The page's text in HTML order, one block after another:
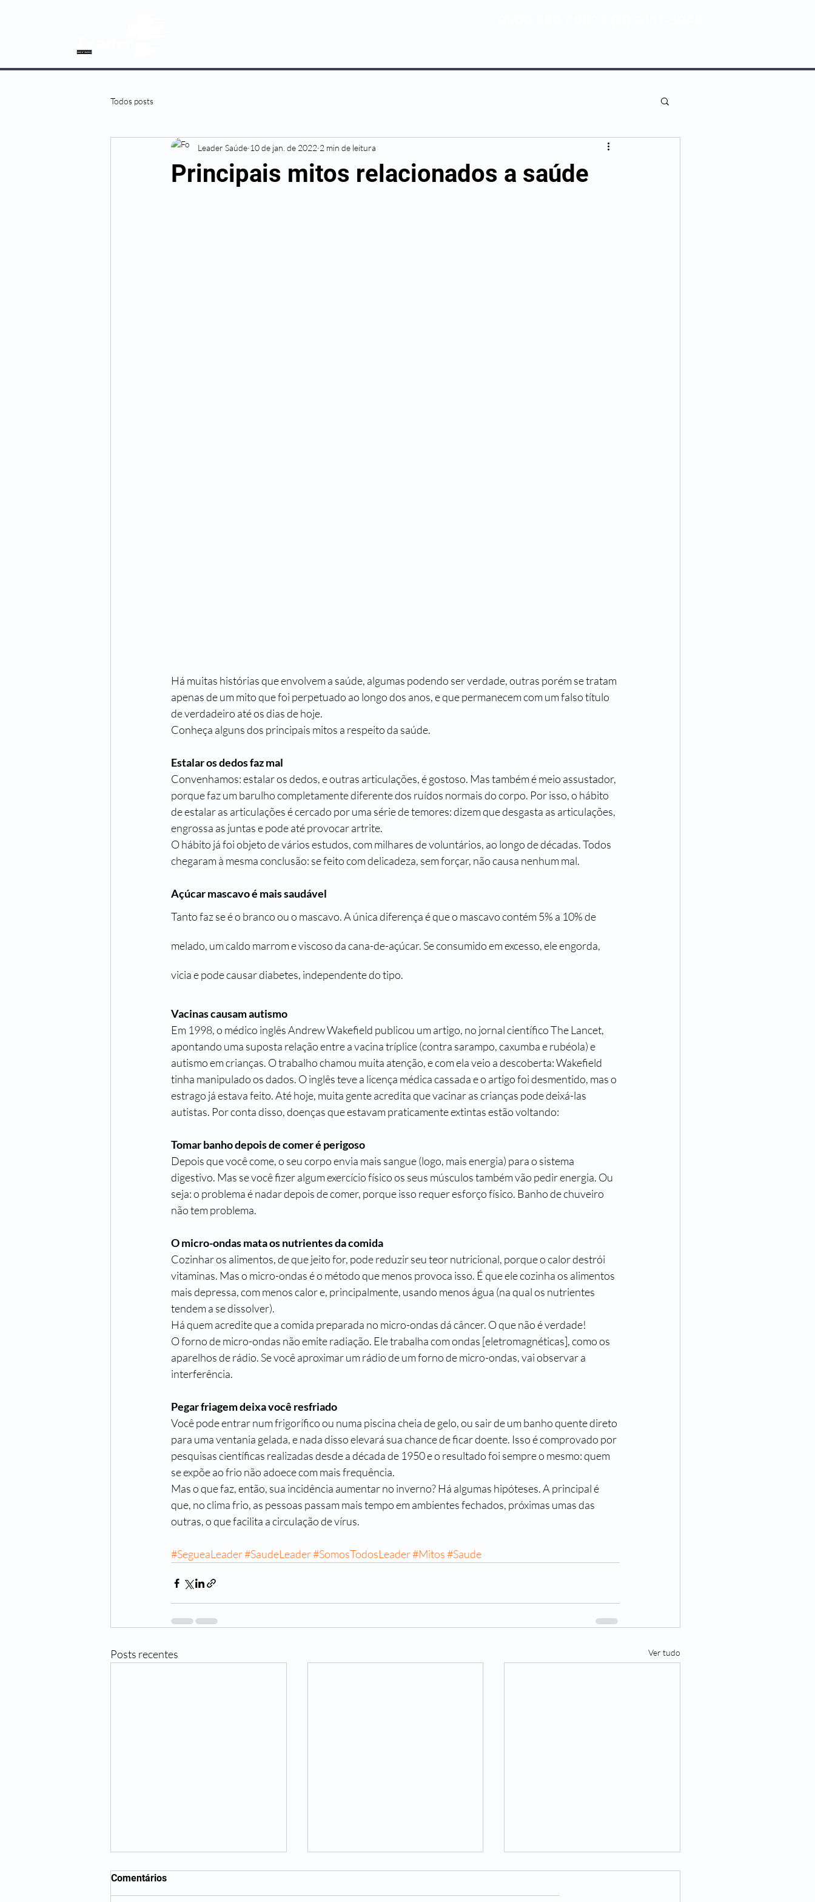
Todos posts
Principais mitos relacionados a saúde
Leader Saúde 10 de jan. de 2022 2 min de leitura
Há muitas histórias que envolvem a saúde, algumas podendo ser verdade, outras porém se tratam
apenas de um mito que foi perpetuado ao longo dos anos, e que permanecem com um falso título
de verdadeiro até os dias de hoje.
Conheça alguns dos principais mitos a respeito da saúde.
Estalar os dedos faz mal
Convenhamos: estalar os dedos, e outras articulações, é gostoso. Mas também é meio assustador,
porque faz um barulho completamente diferente dos ruídos normais do corpo. Por isso, o hábito
de estalar as articulações é cercado por uma série de temores: dizem que desgasta as articulações,
engrossa as juntas e pode até provocar artrite.
O hábito já foi objeto de vários estudos, com milhares de voluntários, ao longo de décadas. Todos
chegaram à mesma conclusão: se feito com delicadeza, sem forçar, não causa nenhum mal.
Açúcar mascavo é mais saudável
Tanto faz se é o branco ou o mascavo. A única diferença é que o mascavo contém 5% a 10% de
melado, um caldo marrom e viscoso da cana-de-açúcar. Se consumido em excesso, ele engorda,
vicia e pode causar diabetes, independente do tipo.
Vacinas causam autismo
Em 1998, o médico inglês Andrew Wakefield publicou um artigo, no jornal científico The Lancet,
apontando uma suposta relação entre a vacina tríplice (contra sarampo, caxumba e rubéola) e
autismo em crianças. O trabalho chamou muita atenção, e com ela veio a descoberta: Wakefield
tinha manipulado os dados. O inglês teve a licença médica cassada e o artigo foi desmentido, mas o
estrago já estava feito. Até hoje, muita gente acredita que vacinar as crianças pode deixá-las
autistas. Por conta disso, doenças que estavam praticamente extintas estão voltando:
Tomar banho depois de comer é perigoso
Depois que você come, o seu corpo envia mais sangue (logo, mais energia) para o sistema
digestivo. Mas se você fizer algum exercício físico os seus músculos também vão pedir energia. Ou
seja: o problema é nadar depois de comer, porque isso requer esforço físico. Banho de chuveiro
não tem problema.
O micro-ondas mata os nutrientes da comida
Cozinhar os alimentos, de que jeito for, pode reduzir seu teor nutricional, porque o calor destrói
vitaminas. Mas o micro-ondas é o método que menos provoca isso. É que ele cozinha os alimentos
mais depressa, com menos calor e, principalmente, usando menos água (na qual os nutrientes
tendem a se dissolver).
Há quem acredite que a comida preparada no micro-ondas dá câncer. O que não é verdade!
O forno de micro-ondas não emite radiação. Ele trabalha com ondas [eletromagnéticas], como os
aparelhos de rádio. Se você aproximar um rádio de um forno de micro-ondas, vai observar a
interferência.
Pegar friagem deixa você resfriado
Você pode entrar num frigorífico ou numa piscina cheia de gelo, ou sair de um banho quente direto
para uma ventania gelada, e nada disso elevará sua chance de ficar doente. Isso é comprovado por
pesquisas científicas realizadas desde a década de 1950 e o resultado foi sempre o mesmo: quem
se expõe ao frio não adoece com mais frequência.
Mas o que faz, então, sua incidência aumentar no inverno? Há algumas hipóteses. A principal é
que, no clima frio, as pessoas passam mais tempo em ambientes fechados, próximas umas das
outras, o que facilita a circulação de vírus.
#SegueaLeader#SaudeLeader#SomosTodosLeader#Mitos#Saude
Posts recentes Ver tudo
Comentários